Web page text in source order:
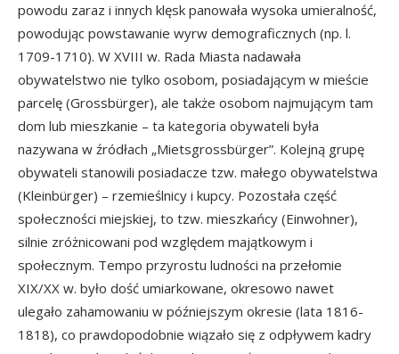
powodu zaraz i innych klęsk panowała wysoka umieralność,
powodując powstawanie wyrw demograficznych (np. l.
1709-1710). W XVIII w. Rada Miasta nadawała
obywatelstwo nie tylko osobom, posiadającym w mieście
parcelę (Grossbürger), ale także osobom najmującym tam
dom lub mieszkanie – ta kategoria obywateli była
nazywana w źródłach „Mietsgrossbürger”. Kolejną grupę
obywateli stanowili posiadacze tzw. małego obywatelstwa
(Kleinbürger) – rzemieślnicy i kupcy. Pozostała część
społeczności miejskiej, to tzw. mieszkańcy (Einwohner),
silnie zróżnicowani pod względem majątkowym i
społecznym. Tempo przyrostu ludności na przełomie
XIX/XX w. było dość umiarkowane, okresowo nawet
ulegało zahamowaniu w późniejszym okresie (lata 1816-
1818), co prawdopodobnie wiązało się z odpływem kadry